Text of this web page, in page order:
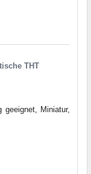
THT
Miniatur,